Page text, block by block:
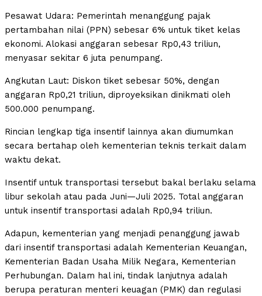
Pesawat Udara: Pemerintah menanggung pajak
pertambahan nilai (PPN) sebesar 6% untuk tiket kelas
ekonomi. Alokasi anggaran sebesar Rp0,43 triliun,
menyasar sekitar 6 juta penumpang.
Angkutan Laut: Diskon tiket sebesar 50%, dengan
anggaran Rp0,21 triliun, diproyeksikan dinikmati oleh
500.000 penumpang.
Rincian lengkap tiga insentif lainnya akan diumumkan
secara bertahap oleh kementerian teknis terkait dalam
waktu dekat.
Insentif untuk transportasi tersebut bakal berlaku selama
libur sekolah atau pada Juni—Juli 2025. Total anggaran
untuk insentif transportasi adalah Rp0,94 triliun.
Adapun, kementerian yang menjadi penanggung jawab
dari insentif transportasi adalah Kementerian Keuangan,
Kementerian Badan Usaha Milik Negara, Kementerian
Perhubungan. Dalam hal ini, tindak lanjutnya adalah
berupa peraturan menteri keuagan (PMK) dan regulasi